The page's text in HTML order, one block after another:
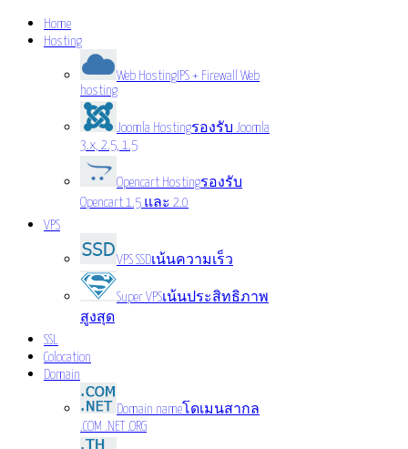
Home
Hosting
Web Hosting IPS + Firewall Web
hosting
Joomla Hostingรองรับ Joomla
3.x, 2.5, 1.5
Opencart Hostingรองรับ
Opencart 1.5 และ 2.0
VPS
VPS SSDเน้นความเร็ว
Super VPSเน้นประสิทธิภาพ
สูงสุด
SSL
Colocation
Domain
Domain name โดเมนสากล
.COM .NET .ORG